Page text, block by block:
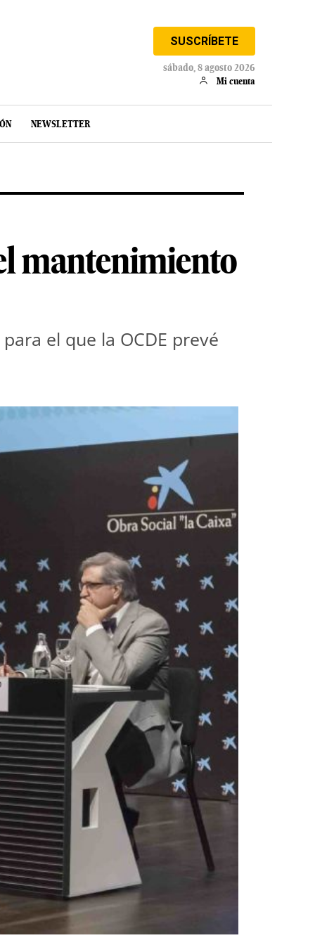
SUSCRÍBETE
sábado, 8 agosto 2026
Mi cuenta
NEWSLETTER
mantenimiento
el que la OCDE prevé